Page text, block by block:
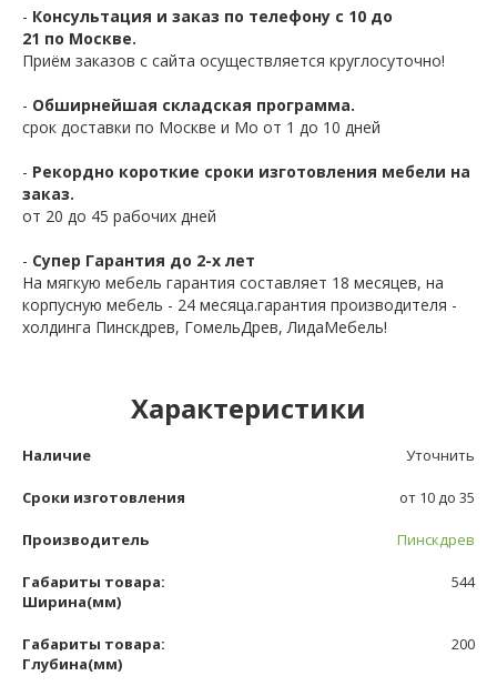
- Консультация и заказ по телефону с 10 до
21 по Москве.
Приём заказов с сайта осуществляется круглосуточно!
- Обширнейшая складская программа.
срок доставки по Москве и Мо от 1 до 10 дней
- Рекордно короткие сроки изготовления мебели на
заказ.
от 20 до 45 рабочих дней
- Супер Гарантия до 2-х лет
На мягкую мебель гарантия составляет 18 месяцев, на
корпусную мебель - 24 месяца.гарантия производителя -
холдинга Пинскдрев, ГомельДрев, ЛидаМебель!
Характеристики
Наличие Уточнить
Сроки изготовления от 10 до 35
Производитель Пинскдрев
Габариты товара:
Ширина(мм)
544
Габариты товара:
Глубина(мм)
200